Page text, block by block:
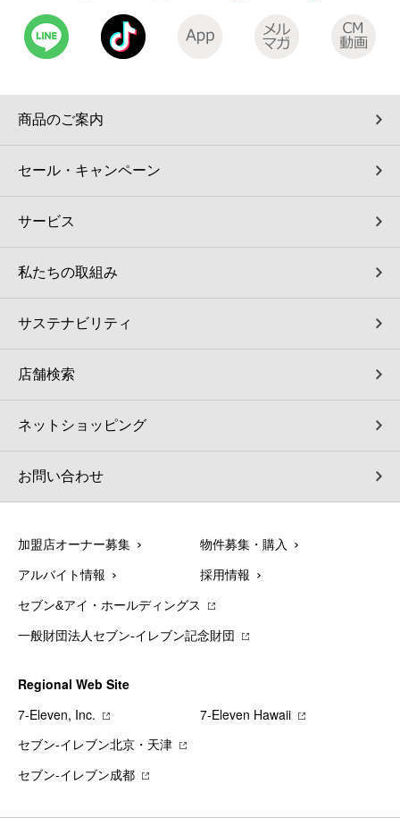
商品のご案内
セール・キャンペーン
サービス
私たちの取組み
サステナビリティ
店舗検索
ネットショッピング
お問い合わせ
加盟店オーナー募集 物件募集・購入
アルバイト情報 採用情報
セブン&アイ・ホールディングス
一般財団法人セブン-イレブン記念財団
Regional Web Site
7‐Eleven, Inc.
7‐Eleven Hawaii
セブン‐イレブン北京・天津
セブン‐イレブン成都